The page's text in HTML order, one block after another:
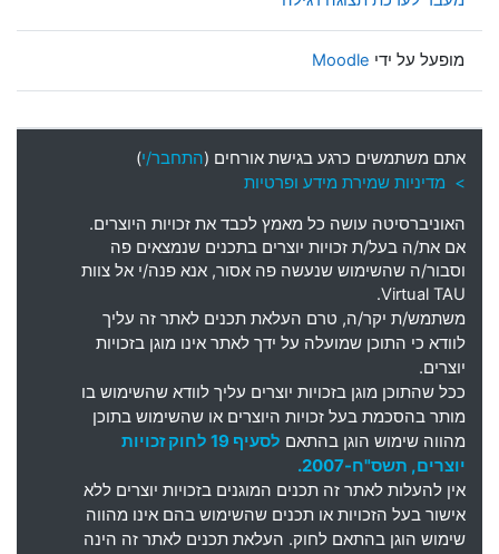
מופעל על ידי Moodle
אתם משתמשים כרגע בגישת אורחים (התחבר/י)
> מדיניות שמירת מידע ופרטיות
האוניברסיטה עושה כל מאמץ לכבד את זכויות היוצרים.
אם את/ה בעל/ת זכויות יוצרים בתכנים שנמצאים פה
וסבור/ה שהשימוש שנעשה פה אסור, אנא פנה/י אל צוות
Virtual TAU.
משתמש/ת יקר/ה, טרם העלאת תכנים לאתר זה עליך
לוודא כי התוכן שמועלה על ידך לאתר אינו מוגן בזכויות
יוצרים.
ככל שהתוכן מוגן בזכויות יוצרים עליך לוודא שהשימוש בו
מותר בהסכמת בעל זכויות היוצרים או שהשימוש בתוכן
מהווה שימוש הוגן בהתאם
לסעיף 19 לחוק זכויות
יוצרים, תשס"ח-2007.
אין להעלות לאתר זה תכנים המוגנים בזכויות יוצרים ללא
אישור בעל הזכויות או תכנים שהשימוש בהם אינו מהווה
שימוש הוגן בהתאם לחוק. העלאת תכנים לאתר זה הינה